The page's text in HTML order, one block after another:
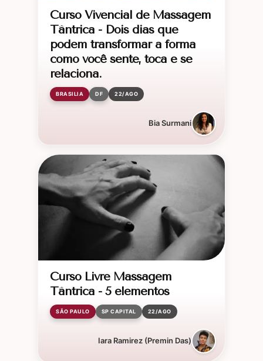
Curso Vivencial de Massagem
Tântrica - Dois dias que
podem transformar a forma
como você sente, toca e se
relaciona.
BRASILIA DF 22/AGO
Bia Surmani
Curso Livre Massagem
Tântrica - 5 elementos
SÃO PAULO SP CAPITAL 22/AGO
Iara Ramirez (Premin Das)